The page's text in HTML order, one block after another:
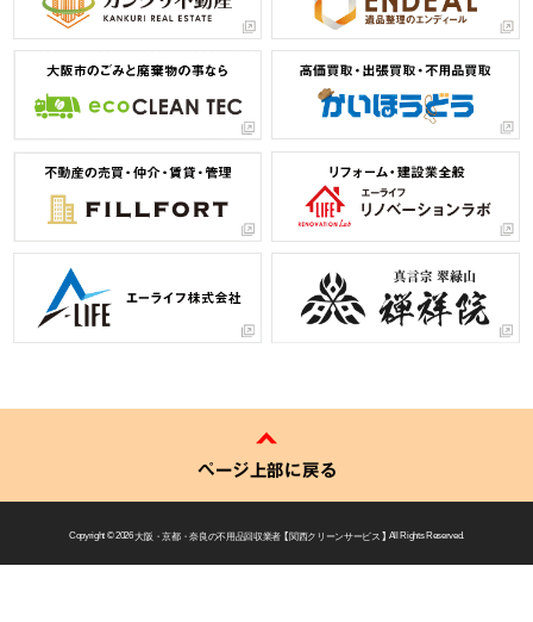
ページ上部に戻る
Copyright © 2026大阪・京都・奈良の不用品回収業者 【 関西クリーンサービス 】 All Rights Reserved.